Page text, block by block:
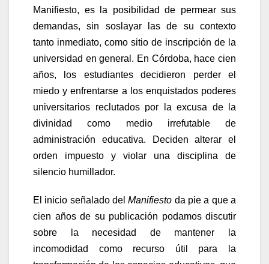
Manifiesto, es la posibilidad de permear sus
demandas, sin soslayar las de su contexto
tanto inmediato, como sitio de inscripción de la
universidad en general. En Córdoba, hace cien
años, los estudiantes decidieron perder el
miedo y enfrentarse a los enquistados poderes
universitarios reclutados por la excusa de la
divinidad como medio irrefutable de
administración educativa. Deciden alterar el
orden impuesto y violar una disciplina de
silencio humillador.
El inicio señalado delManifiesto da pie a que a
cien años de su publicación podamos discutir
sobre la necesidad de mantener la
incomodidad como recurso útil para la